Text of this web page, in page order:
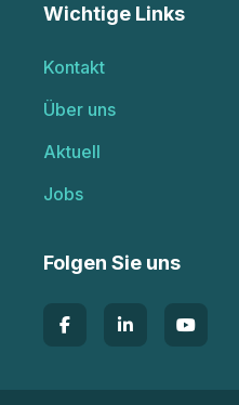
Wichtige Links
Kontakt
Über uns
Aktuell
Jobs
Folgen Sie uns